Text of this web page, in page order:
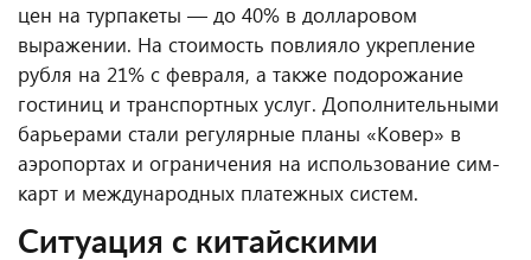
цен на турпакеты — до 40% в долларовом
выражении. На стоимость повлияло укрепление
рубля на 21% с февраля, а также подорожание
гостиниц и транспортных услуг. Дополнительными
барьерами стали регулярные планы «Ковер» в
аэропортах и ограничения на использование сим-
карт и международных платежных систем.
Ситуация с китайскими